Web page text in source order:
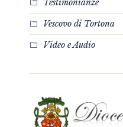
Testimonianze
Vescovo di Tortona
Video e Audio